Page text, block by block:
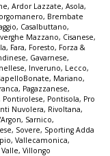
, Ardor Lazzate, Asola,
, Brembate
, Casalbuttano,
Mazzano, Cisanese,
, Fara, Foresto, Forza &
, Gavarnese,
, Inveruno, Lecco,
, Mariano,
, Pagazzanese,
Pontirolese, Pontisola, Pro
Nuvolera, Rivoltana,
, Sarnico,
, Sovere, Sporting Adda
, Vallecamonica,
, Villongo